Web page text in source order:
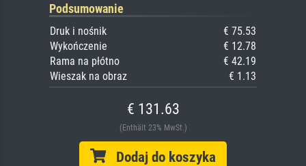
Podsumowanie
Druk i nośnik
€ 75.53
Wykończenie
€ 12.78
Rama na płótno
€ 42.19
Wieszak na obraz
€ 1.13
€ 131.63
(Enthält 23% MwSt.)
Dodaj do koszyka